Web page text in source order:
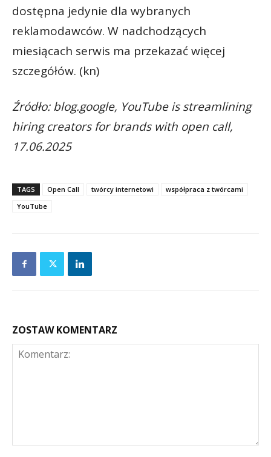
dostępna jedynie dla wybranych
reklamodawców. W nadchodzących
miesiącach serwis ma przekazać więcej
szczegółów. (kn)
Źródło: blog.google, YouTube is streamlining
hiring creators for brands with open call,
17.06.2025
TAGS Open Call twórcy internetowi
współpraca z twórcami
YouTube
ZOSTAW KOMENTARZ